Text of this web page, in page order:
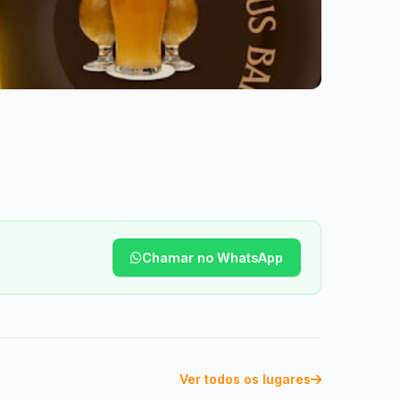
Chamar no WhatsApp
Ver todos os lugares